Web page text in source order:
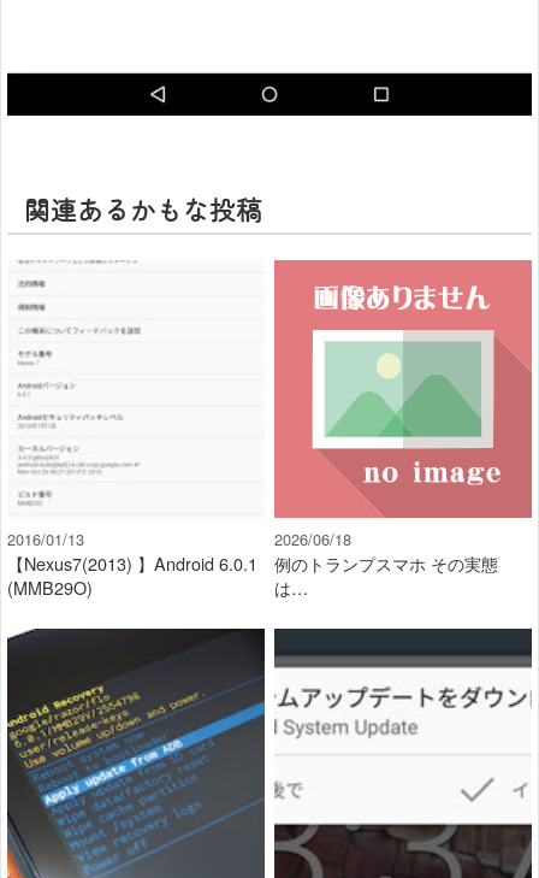
関連あるかもな投稿
2016/01/13
【Nexus7(2013) 】Android 6.0.1
(MMB29O)
2026/06/18
例のトランプスマホ その実態
は…